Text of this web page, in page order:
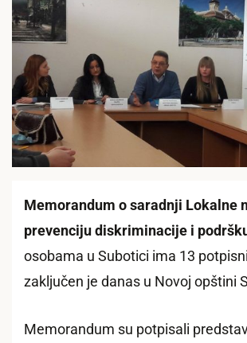
Memorandum o saradnji Lokalne
prevenciju diskriminacije i
osobama u Subotici ima 13
zaključen je danas u Novoj opštini
Memorandum su potpisali